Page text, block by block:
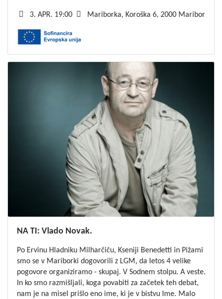
3. APR. 19:00 Mariborka, Koroška 6, 2000 Maribor
NA TI: Vlado Novak.
Po Ervinu Hladniku Milharčiču, Kseniji Benedetti in Pižami
smo se v Mariborki dogovorili z LGM, da letos 4 velike
pogovore organiziramo - skupaj. V Sodnem stolpu. A veste.
In ko smo razmišljali, koga povabiti za začetek teh debat,
nam je na misel prišlo eno ime, ki je v bistvu Ime. Malo